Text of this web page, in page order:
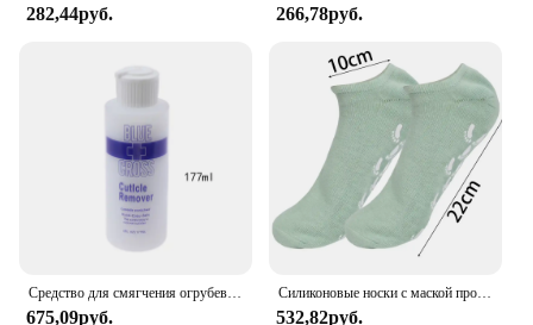
The Exfoliating Foot Peel Mask is a revolutionary
tired, rough feet into smooth, supple ones. The
natural plant extracts and essential oils in this foot
peel mask work in harmony to gently exfoliate,
removing dead skin cells and calluses, leaving your
feet feeling refreshed and rejuvenated. The
inclusion of moisturizing agents ensures that your
feet are not only exfoliated but also nourished,
resulting in a smoother, softer texture.
282,44руб. 266,78руб.
Средство для смягчения огрубевшей кожи и мозолей, 30/177 мл
675,09руб.
Силиконовые носки с маской против трещин, многоразовые отшелушивающие увлажняющие защитные перчатки, инструменты для удаления сухой омертвевшей кожи, уход за руками и ногами
532,82руб.